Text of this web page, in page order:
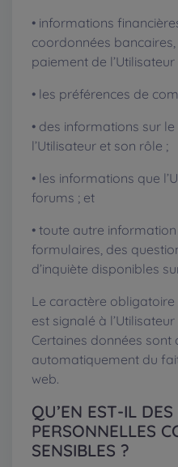
• informations
coordonnées
paiement de l’Utilisateur
• les préférences de
• des informations sur
l’Utilisateur et son rôle ;
• les informations que
forums ; et
• toute autre
formulaires, des
d’inquiète disponibles
Le caractère
est signalé à
Certaines données sont
automatiquement du
web.
QU’EN EST-IL
PERSONNELLES
SENSIBLES ?